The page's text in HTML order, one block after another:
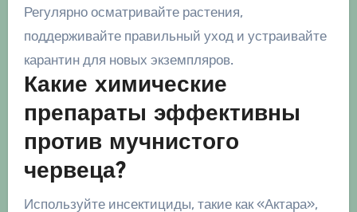
Регулярно осматривайте растения,
поддерживайте правильный уход и устраивайте
карантин для новых экземпляров.
Какие химические
препараты эффективны
против мучнистого
червеца?
Используйте инсектициды, такие как «Актара»,